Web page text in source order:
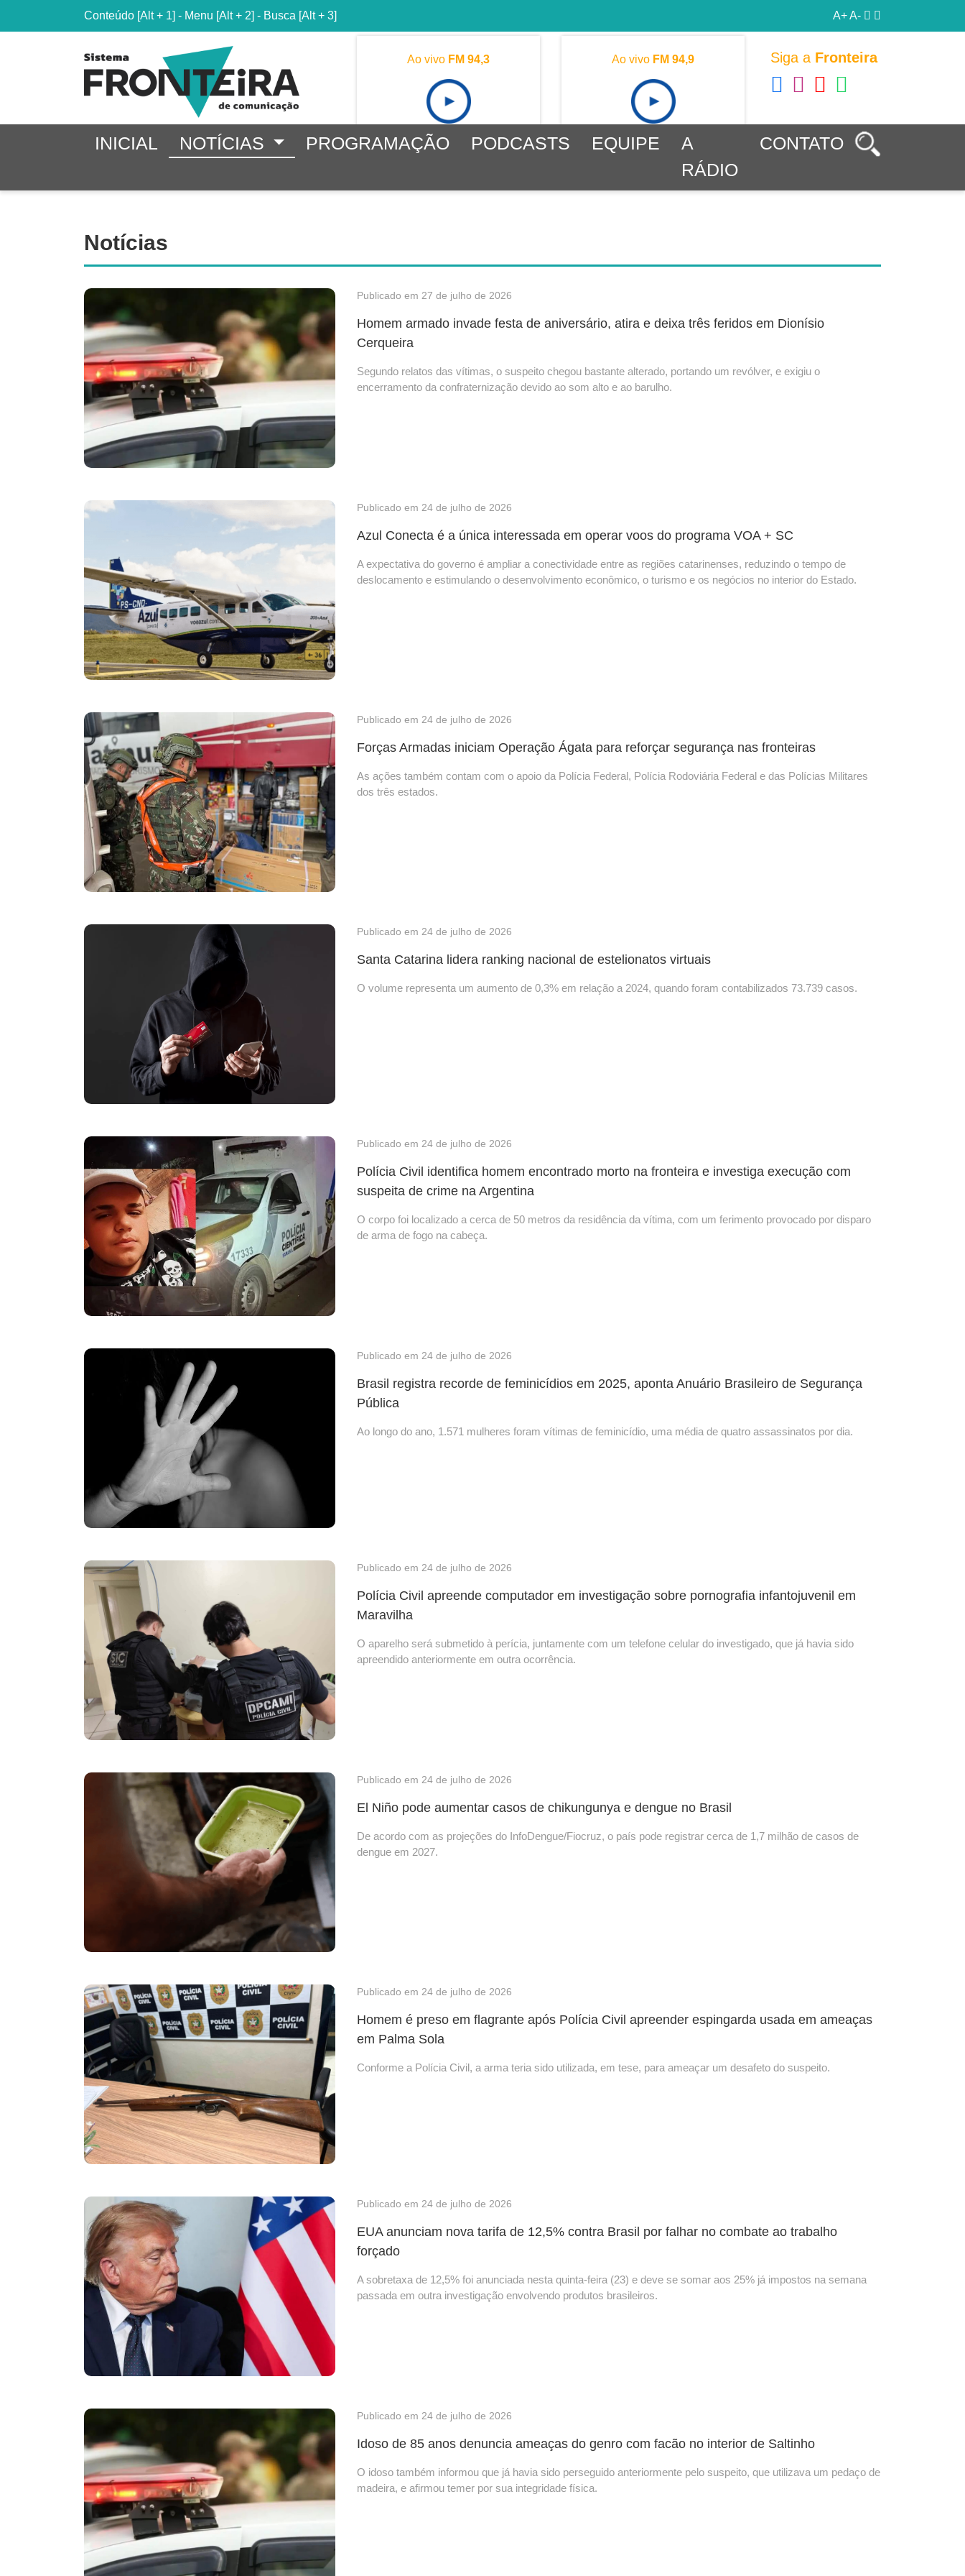
Conteúdo [Alt + 1] - Menu [Alt + 2] - Busca [Alt + 3] A+A-
Ao vivo FM 94,3 Ao vivo FM 94,9 Siga a Fronteira
INICIAL NOTÍCIAS PROGRAMAÇÃO PODCASTS EQUIPE
A
RÁDIO
CONTATO
Notícias
Publicado em 27 de julho de 2026
Homem armado invade festa de aniversário, atira e deixa três feridos em Dionísio
Cerqueira
Segundo relatos das vítimas, o suspeito chegou bastante alterado, portando um revólver, e exigiu o
encerramento da confraternização devido ao som alto e ao barulho.
Publicado em 24 de julho de 2026
Azul Conecta é a única interessada em operar voos do programa VOA + SC
A expectativa do governo é ampliar a conectividade entre as regiões catarinenses, reduzindo o tempo de
deslocamento e estimulando o desenvolvimento econômico, o turismo e os negócios no interior do Estado.
Publicado em 24 de julho de 2026
Forças Armadas iniciam Operação Ágata para reforçar segurança nas fronteiras
As ações também contam com o apoio da Polícia Federal, Polícia Rodoviária Federal e das Polícias Militares
dos três estados.
Publicado em 24 de julho de 2026
Santa Catarina lidera ranking nacional de estelionatos virtuais
O volume representa um aumento de 0,3% em relação a 2024, quando foram contabilizados 73.739 casos.
Publicado em 24 de julho de 2026
Polícia Civil identifica homem encontrado morto na fronteira e investiga execução com
suspeita de crime na Argentina
O corpo foi localizado a cerca de 50 metros da residência da vítima, com um ferimento provocado por disparo
de arma de fogo na cabeça.
Publicado em 24 de julho de 2026
Brasil registra recorde de feminicídios em 2025, aponta Anuário Brasileiro de Segurança
Pública
Ao longo do ano, 1.571 mulheres foram vítimas de feminicídio, uma média de quatro assassinatos por dia.
Publicado em 24 de julho de 2026
Polícia Civil apreende computador em investigação sobre pornografia infantojuvenil em
Maravilha
O aparelho será submetido à perícia, juntamente com um telefone celular do investigado, que já havia sido
apreendido anteriormente em outra ocorrência.
Publicado em 24 de julho de 2026
El Niño pode aumentar casos de chikungunya e dengue no Brasil
De acordo com as projeções do InfoDengue/Fiocruz, o país pode registrar cerca de 1,7 milhão de casos de
dengue em 2027.
Publicado em 24 de julho de 2026
Homem é preso em flagrante após Polícia Civil apreender espingarda usada em ameaças
em Palma Sola
Conforme a Polícia Civil, a arma teria sido utilizada, em tese, para ameaçar um desafeto do suspeito.
Publicado em 24 de julho de 2026
EUA anunciam nova tarifa de 12,5% contra Brasil por falhar no combate ao trabalho
forçado
A sobretaxa de 12,5% foi anunciada nesta quinta-feira (23) e deve se somar aos 25% já impostos na semana
passada em outra investigação envolvendo produtos brasileiros.
Publicado em 24 de julho de 2026
Idoso de 85 anos denuncia ameaças do genro com facão no interior de Saltinho
O idoso também informou que já havia sido perseguido anteriormente pelo suspeito, que utilizava um pedaço de
madeira, e afirmou temer por sua integridade física.